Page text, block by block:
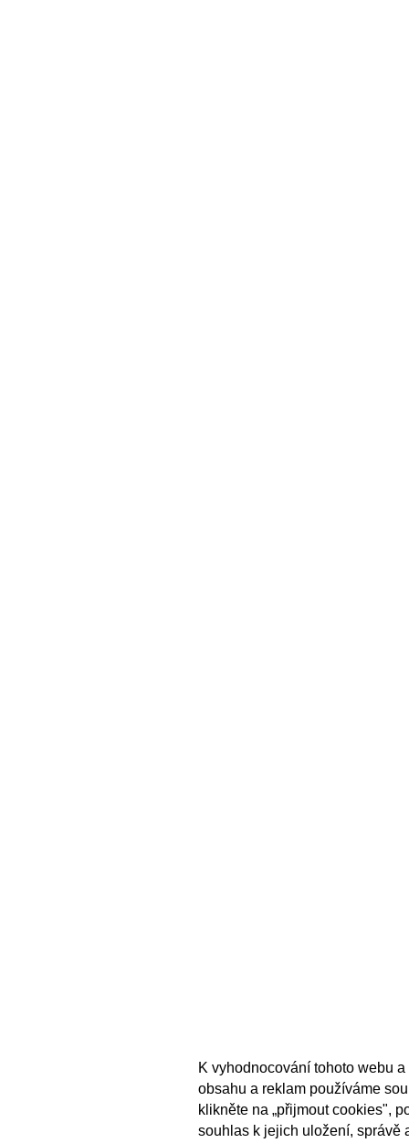
K vyhodnocování tohoto webu
obsahu a reklam používáme
klikněte na „přijmout cookies",
souhlas k jejich uložení, správě